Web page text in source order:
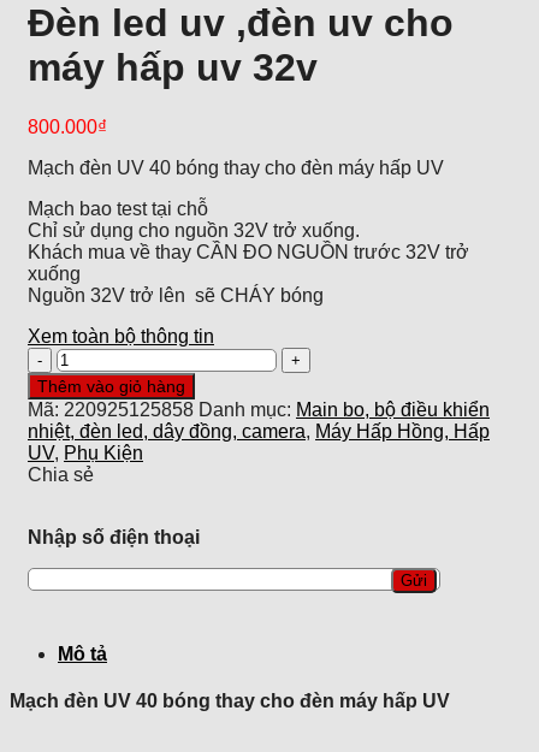
Đèn led uv ,đèn uv cho
máy hấp uv 32v
800.000₫
Mạch đèn UV 40 bóng thay cho đèn máy hấp UV
Mạch bao test tại chỗ
Chỉ sử dụng cho nguồn 32V trở xuống.
Khách mua về thay CẦN ĐO NGUỒN trước 32V trở
xuống
Nguồn 32V trở lên sẽ CHÁY bóng
Xem toàn bộ thông tin
Đèn
led
uv
,đèn
uv
cho
máy
uv
32v
số
lượng
Thêm vào giỏ hàng
Mã: 220925125858 Danh mục: Main bo, bộ điều khiển
nhiệt, đèn led, dây đồng, camera, Máy Hấp Hồng, Hấp
UV, Phụ Kiện
Chia sẻ
Nhập số điện thoại
Mô tả
Mạch đèn UV 40 bóng thay cho đèn máy hấp UV